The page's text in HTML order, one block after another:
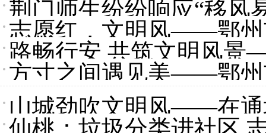
荆门师生纷纷响应“移风
志愿红，文明风——鄂州
路畅行安 共筑文明风
报道之二
方寸之间遇见美——鄂州
山城劲吹文明风——在通